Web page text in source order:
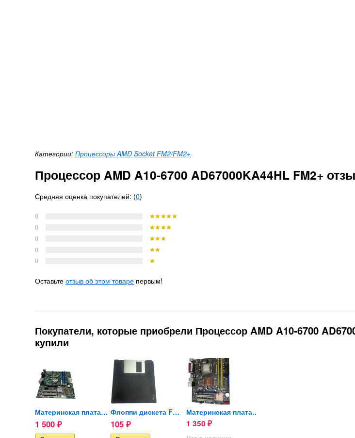
Категории: Процессоры AMD Socket FM2/FM2+
Процессор AMD A10-6700 AD67000KA44HL FM2+
Средняя оценка покупателей: (0)
0
0
0
0
0
Оставьте отзыв об этом товаре первым!
Покупатели, которые приобрели Процессор AMD A10-6700
купили
Материнская плата Lenovo...
1 500 ₽
Флоппи дискета FHD 1.44 Mb 3.5
105 ₽
Материнская плата ASUS...
1 350 ₽